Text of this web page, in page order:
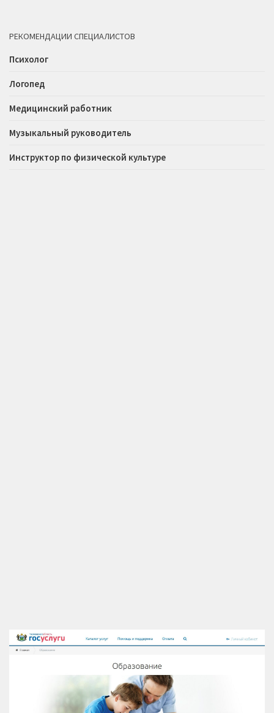
РЕКОМЕНДАЦИИ СПЕЦИАЛИСТОВ
Психолог
Логопед
Медицинский работник
Музыкальный руководитель
Инструктор по физической культуре